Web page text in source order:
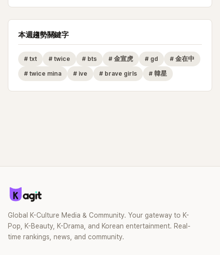
本週趨勢關鍵字
# txt # twice # bts # 金宣虎 # gd # 金在中
# twice mina # ive # brave girls # 韓星
Global K-Culture Media & Community. Your gateway to K-
Pop, K-Beauty, K-Drama, and Korean entertainment. Real-
time rankings, news, and community.